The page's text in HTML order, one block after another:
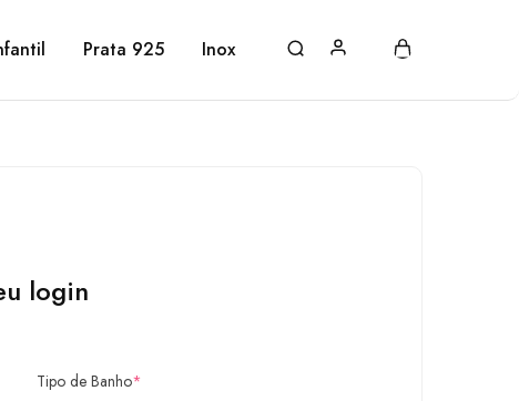
Prata 925 Inox
login
Tipo de Banho*